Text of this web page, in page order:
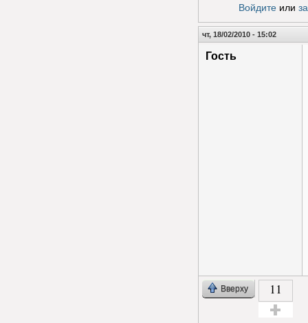
Войдитеили
чт, 18/02/2010 - 15:02
Гость
Вверху 11